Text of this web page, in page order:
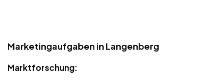
Marketingaufgaben in Langenberg
Marktforschung: